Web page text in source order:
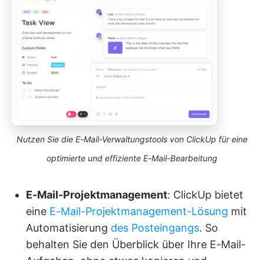
Nutzen Sie die E-Mail-Verwaltungstools von ClickUp für eine
optimierte und effiziente E-Mail-Bearbeitung
E-Mail-Projektmanagement: ClickUp bietet
eine E-Mail-Projektmanagement-Lösung mit
Automatisierung des Posteingangs. So
behalten Sie den Überblick über Ihre E-Mail-